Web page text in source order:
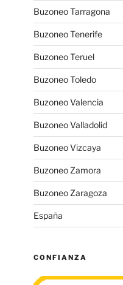
Buzoneo Tarragona
Buzoneo Tenerife
Buzoneo Teruel
Buzoneo Toledo
Buzoneo Valencia
Buzoneo Valladolid
Buzoneo Vizcaya
Buzoneo Zamora
Buzoneo Zaragoza
España
CONFIANZA